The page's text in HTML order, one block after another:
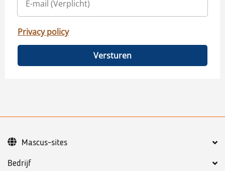
Privacy policy
Versturen
Bedrijf
Mascus-sites